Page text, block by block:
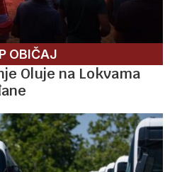
OBIČAJ
Oluje na Lokvama